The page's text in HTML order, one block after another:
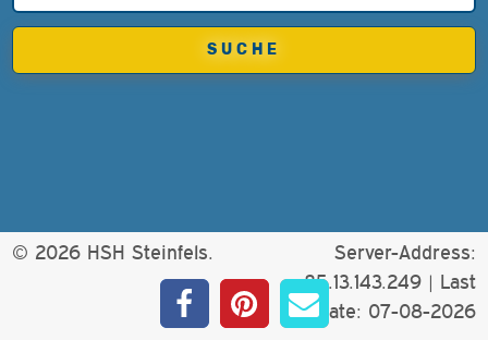
© 2026 HSH Steinfels.
Server-Address:
85.13.143.249 | Last
update: 07-08-2026